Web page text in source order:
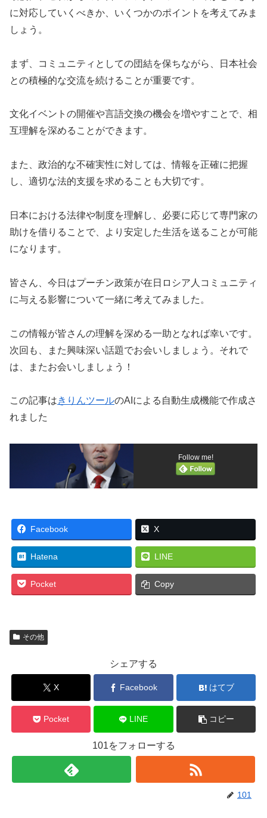
に対応していくべきか、いくつかのポイントを考えてみま
しょう。
まず、コミュニティとしての団結を保ちながら、日本社会
との積極的な交流を続けることが重要です。
文化イベントの開催や言語交換の機会を増やすことで、相
互理解を深めることができます。
また、政治的な不確実性に対しては、情報を正確に把握
し、適切な法的支援を求めることも大切です。
日本における法律や制度を理解し、必要に応じて専門家の
助けを借りることで、より安定した生活を送ることが可能
になります。
皆さん、今日はプーチン政策が在日ロシア人コミュニティ
に与える影響について一緒に考えてみました。
この情報が皆さんの理解を深める一助となれば幸いです。
次回も、また興味深い話題でお会いしましょう。それで
は、またお会いしましょう！
この記事はきりんツールのAIによる自動生成機能で作成さ
れました
Follow me!
Facebook X
Hatena LINE
Pocket Copy
その他
シェアする
X Facebook はてブ
Pocket LINE コピー
101をフォローする
101